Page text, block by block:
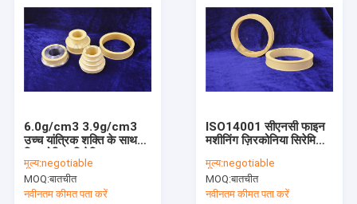
उत्पादों
वीडियो
वी.आर. शो
कारखाना भ्रमण
गुणवत्ता नियंत्रण
6.0g/cm3 3.9g/cm3
उच्च यांत्रिक शक्ति के साथ
मूल्य:negotiable
MOQ:बातचीत
नवीनतम कीमत पता करें
ISO14001 सीएनसी फाइन
मशीनिंग ज़िरकोनिया सिरेमिक
मूल्य:negotiable
MOQ:बातचीत
नवीनतम कीमत पता करें